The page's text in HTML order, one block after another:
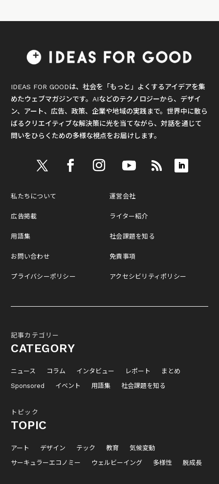
IDEAS FOR GOODは、社会を「もっと」よくするアイデアを集
めたウェブマガジンです。AIなどのテクノロジーから、デザイ
ン、アート、広告、政策、企業や地域の実践まで。世界中に散ら
ばるクリエイティブな解決策に光を当てながら、対話を通じて
問いをひらくための多様な視点をお届けします。
私たちについて
広告掲載
用語集
お問い合わせ
プライバシーポリシー
運営会社
ライター紹介
社会課題を知る
免責事項
アクセシビリティポリシー
記事カテゴリー
CATEGORY
ニュース コラム インタビュー レポート
まとめ
Sponsored
イベント 用語集 社会課題を知る
トピック
TOPIC
アート デザイン テック 教育
気候変動
サーキュラーエコノミー
ウェルビーイング 多様性 脱成長